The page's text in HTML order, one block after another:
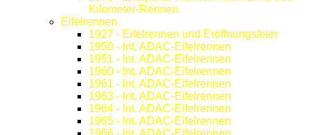
Kilometer-Rennen
Eifelrennen
1927 - Eifelrennen und Eröffnungsfeier
1950 - Int. ADAC-Eifelrennen
1951 - Int. ADAC-Eifelrennen
1960 - Int. ADAC-Eifelrennen
1961 - Int. ADAC-Eifelrennen
1963 - Int. ADAC-Eifelrennen
1964 - Int. ADAC-Eifelrennen
1965 - Int. ADAC-Eifelrennen